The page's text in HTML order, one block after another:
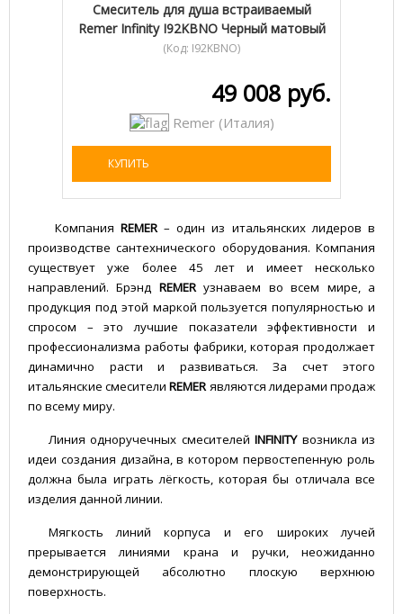
Смеситель для душа встраиваемый
Remer Infinity I92KBNO Черный матовый
(Код: I92KBNO)
49 008 руб.
Remer (Италия)
КУПИТЬ
Компания REMER– один из итальянских лидеров в
производстве сантехнического оборудования. Компания
существует уже более 45 лет и имеет несколько
направлений. Брэнд REMERузнаваем во всем мире, а
продукция под этой маркой пользуется популярностью и
спросом – это лучшие показатели эффективности и
профессионализма работы фабрики, которая продолжает
динамично расти и развиваться. За счет этого
итальянские смесителиREMERявляются лидерами продаж
по всему миру.
Линия одноручечных смесителей INFINITYвозникла из
идеи создания дизайна, в котором первостепенную роль
должна была играть лёгкость, которая бы отличала все
изделия данной линии.
Мягкость линий корпуса и его широких лучей
прерывается линиями крана и ручки, неожиданно
демонстрирующей абсолютно плоскую верхнюю
поверхность.